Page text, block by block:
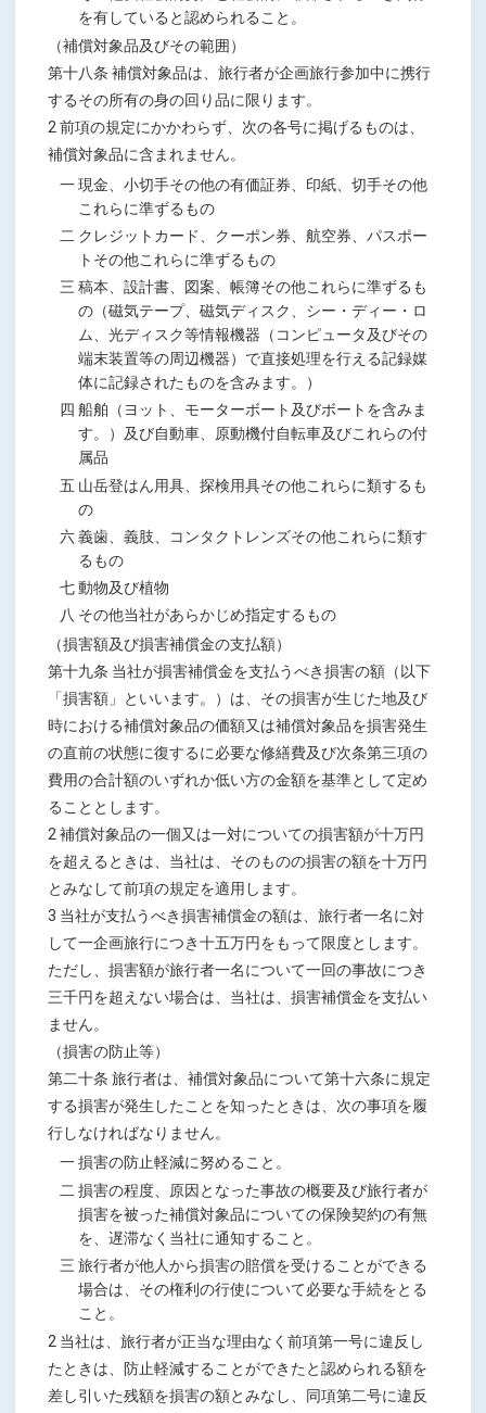
を有していると認められること。
（補償対象品及びその範囲）
第十八条 補償対象品は、旅行者が企画旅行参加中に携行
するその所有の身の回り品に限ります。
2 前項の規定にかかわらず、次の各号に掲げるものは、
補償対象品に含まれません。
一 現金、小切手その他の有価証券、印紙、切手その他
これらに準ずるもの
二 クレジットカード、クーポン券、航空券、パスポー
トその他これらに準ずるもの
三 稿本、設計書、図案、帳簿その他これらに準ずるも
の（磁気テープ、磁気ディスク、シー・ディー・ロ
ム、光ディスク等情報機器（コンピュータ及びその
端末装置等の周辺機器）で直接処理を行える記録媒
体に記録されたものを含みます。）
四 船舶（ヨット、モーターボート及びボートを含みま
す。）及び自動車、原動機付自転車及びこれらの付
属品
五 山岳登はん用具、探検用具その他これらに類するも
の
六 義歯、義肢、コンタクトレンズその他これらに類す
るもの
七 動物及び植物
八 その他当社があらかじめ指定するもの
（損害額及び損害補償金の支払額）
第十九条 当社が損害補償金を支払うべき損害の額（以下
「損害額」といいます。）は、その損害が生じた地及び
時における補償対象品の価額又は補償対象品を損害発生
の直前の状態に復するに必要な修繕費及び次条第三項の
費用の合計額のいずれか低い方の金額を基準として定め
ることとします。
2 補償対象品の一個又は一対についての損害額が十万円
を超えるときは、当社は、そのものの損害の額を十万円
とみなして前項の規定を適用します。
3 当社が支払うべき損害補償金の額は、旅行者一名に対
して一企画旅行につき十五万円をもって限度とします。
ただし、損害額が旅行者一名について一回の事故につき
三千円を超えない場合は、当社は、損害補償金を支払い
ません。
（損害の防止等）
第二十条 旅行者は、補償対象品について第十六条に規定
する損害が発生したことを知ったときは、次の事項を履
行しなければなりません。
一 損害の防止軽減に努めること。
二 損害の程度、原因となった事故の概要及び旅行者が
損害を被った補償対象品についての保険契約の有無
を、遅滞なく当社に通知すること。
三 旅行者が他人から損害の賠償を受けることができる
場合は、その権利の行使について必要な手続をとる
こと。
2 当社は、旅行者が正当な理由なく前項第一号に違反し
たときは、防止軽減することができたと認められる額を
差し引いた残額を損害の額とみなし、同項第二号に違反